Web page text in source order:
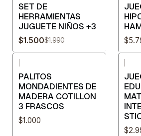
SET DE
HERRAMIENTAS
JUGUETE NIÑOS +3
$1.500$1.990
PALITOS
MONDADIENTES DE
MADERA COTILLON
3 FRASCOS
$1.000